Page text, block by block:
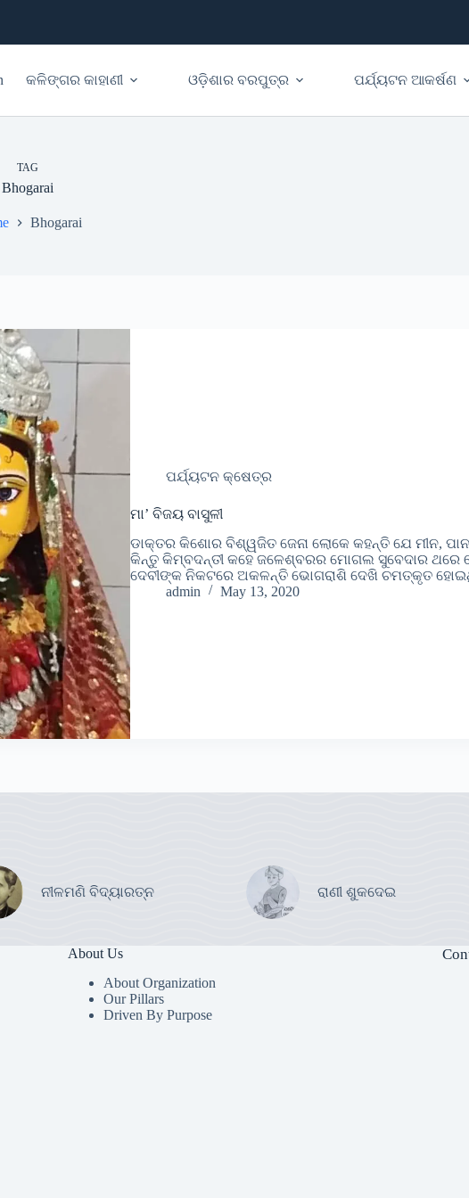
କଳିଙ୍ଗର କାହାଣୀ ଓଡ଼ିଶାର ବରପୁତ୍ର ପର୍ଯ୍ୟଟନ ଆକର୍ଷଣ
TAG
Bhogarai
Bhogarai
ପର୍ଯ୍ୟଟନ କ୍ଷେତ୍ର
ମା’ ବିଜୟ ବାସୁଳୀ
ଡାକ୍ତର କିଶୋର ବିଶ୍ୱଜିତ ଜେନା ଲୋକେ କହନ୍ତି ଯେ ମୀନ,
କିନ୍ତୁ କିମ୍ବଦନ୍ତୀ କହେ ଜଳେଶ୍ବରର ମୋଗଲ ସୁବେଦାର ଥରେ
ଦେବୀଙ୍କ ନିକଟରେ ଅକଳନ୍ତି ଭୋଗରାଶି ଦେଖି ଚମତ୍କୃତ
admin
May 13, 2020
ନୀଳମଣି ବିଦ୍ୟାରତ୍ନ ରାଣୀ ଶୁକଦେଇ
About Us
About Organization
Our Pillars
Driven By Purpose​